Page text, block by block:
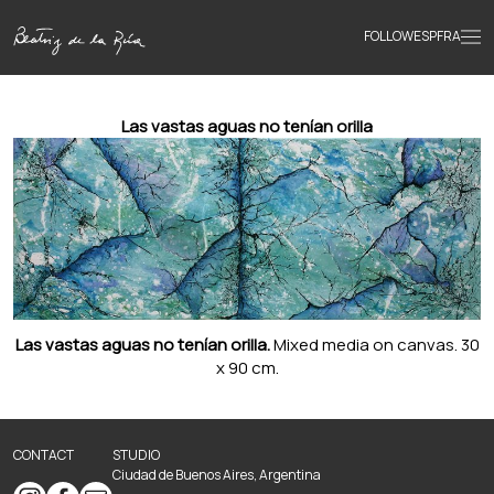
FOLLOWESPFRA
Home
Portfolio
Texts
Bio
News
Las vastas aguas no tenían orilla
Las vastas aguas no tenían orilla.Mixed media on canvas. 30
x 90 cm.
CONTACT
STUDIO
Ciudad de Buenos Aires, Argentina